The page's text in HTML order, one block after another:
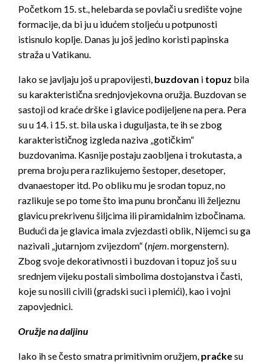
Početkom 15. st., helebarda se povlači u središte vojne
formacije, da bi ju u idućem stoljeću u potpunosti
istisnulo koplje. Danas ju još jedino koristi papinska
straža u Vatikanu.
Iako se javljaju još u prapovijesti, buzdovan i topuz bila
su karakteristična srednjovjekovna oružja. Buzdovan se
sastoji od kraće drške i glavice podijeljene na pera. Pera
su u 14. i 15. st. bila uska i duguljasta, te ih se zbog
karakterističnog izgleda naziva „gotičkim“
buzdovanima. Kasnije postaju zaobljena i trokutasta, a
prema broju pera razlikujemo šestoper, desetoper,
dvanaestoper itd. Po obliku mu je srodan topuz, no
razlikuje se po tome što ima punu brončanu ili željeznu
glavicu prekrivenu šiljcima ili piramidalnim izbočinama.
Budući da je glavica imala zvjezdasti oblik, Nijemci su ga
nazivali „jutarnjom zvijezdom“ (njem . morgenstern).
Zbog svoje dekorativnosti i buzdovan i topuz još su u
srednjem vijeku postali simbolima dostojanstva i časti,
koje su nosili civili (gradski suci i plemići), kao i vojni
zapovjednici.
Oružje na daljinu
Iako ih se često smatra primitivnim oružjem, praćkesu